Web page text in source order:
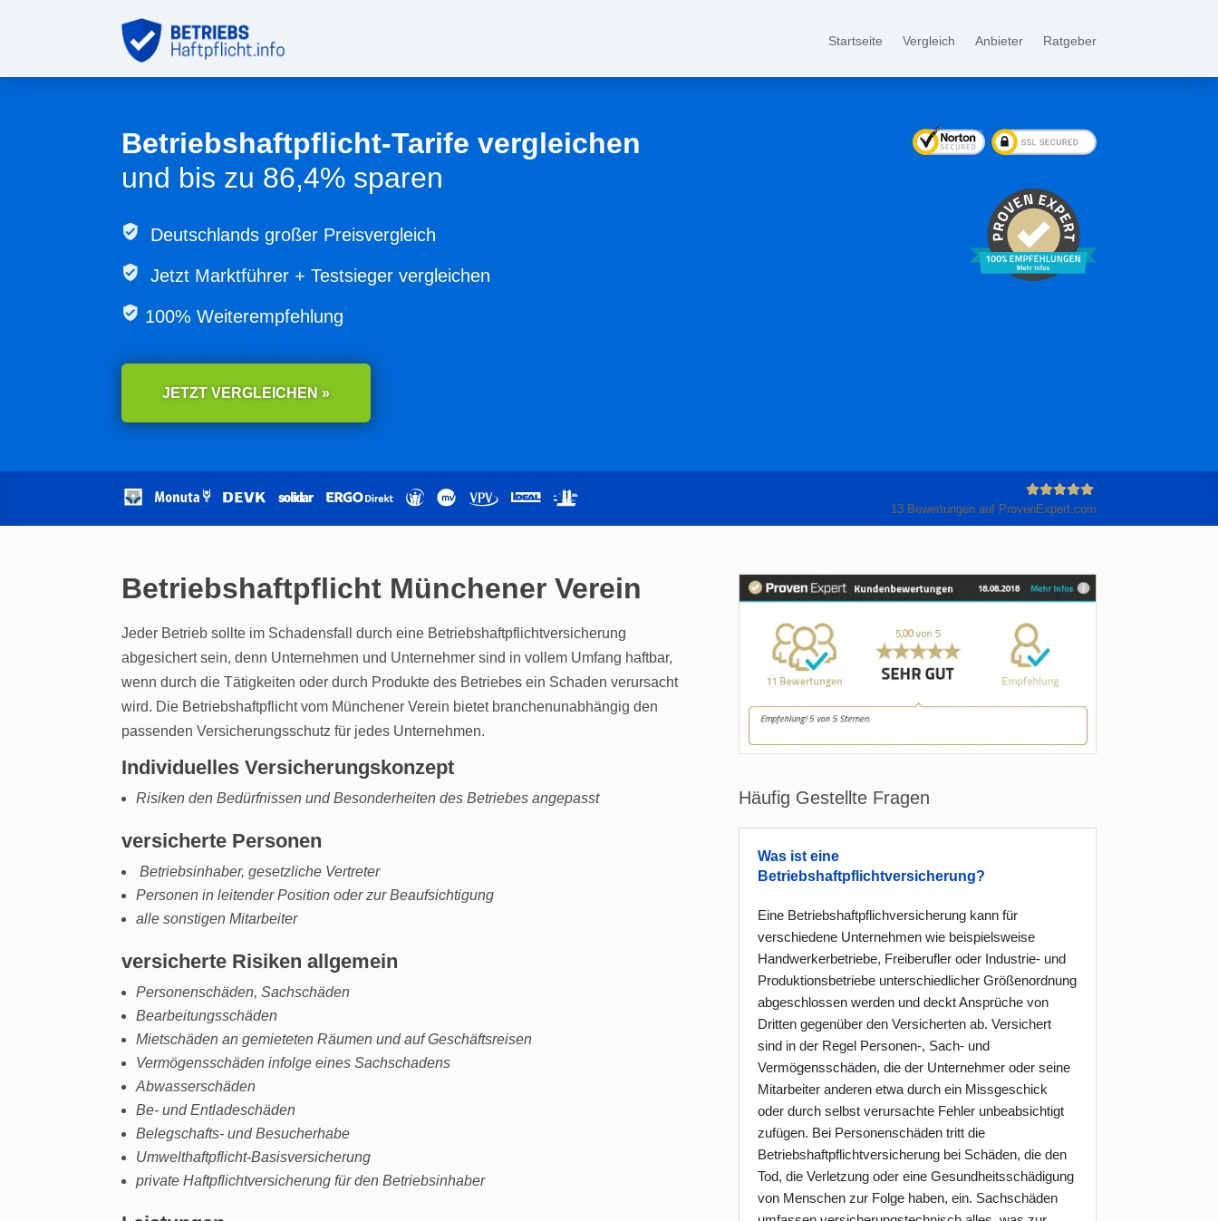
Startseite Vergleich Anbieter Ratgeber
Betriebshaftpflicht-Tarife vergleichen
und bis zu 86,4% sparen
Deutschlands großer Preisvergleich
Jetzt Marktführer + Testsieger vergleichen
100% Weiterempfehlung
JETZT VERGLEICHEN »
GmbH
13Bewertungen auf ProvenExpert.com
Betriebshaftpflicht Münchener Verein
Jeder Betrieb sollte im Schadensfall durch eine Betriebshaftpflichtversicherung
abgesichert sein, denn Unternehmen und Unternehmer sind in vollem Umfang haftbar,
wenn durch die Tätigkeiten oder durch Produkte des Betriebes ein Schaden verursacht
wird. Die Betriebshaftpflicht vom Münchener Verein bietet branchenunabhängig den
passenden Versicherungsschutz für jedes Unternehmen.
Individuelles Versicherungskonzept
Risiken den Bedürfnissen und Besonderheiten des Betriebes angepasst
versicherte Personen
Betriebsinhaber, gesetzliche Vertreter
Personen in leitender Position oder zur Beaufsichtigung
alle sonstigen Mitarbeiter
versicherte Risiken allgemein
Personenschäden, Sachschäden
Bearbeitungsschäden
Mietschäden an gemieteten Räumen und auf Geschäftsreisen
Vermögensschäden infolge eines Sachschadens
Abwasserschäden
Be- und Entladeschäden
Belegschafts- und Besucherhabe
Umwelthaftpflicht-Basisversicherung
private Haftpflichtversicherung für den Betriebsinhaber
Häufig Gestellte Fragen
Was ist eine
Betriebshaftpflichtversicherung?
Eine Betriebshaftpflichversicherung kann für
verschiedene Unternehmen wie beispielsweise
Handwerkerbetriebe, Freiberufler oder Industrie- und
Produktionsbetriebe unterschiedlicher Größenordnung
abgeschlossen werden und deckt Ansprüche von
Dritten gegenüber den Versicherten ab. Versichert
sind in der Regel Personen-, Sach- und
Vermögensschäden, die der Unternehmer oder seine
Mitarbeiter anderen etwa durch ein Missgeschick
oder durch selbst verursachte Fehler unbeabsichtigt
zufügen. Bei Personenschäden tritt die
Betriebshaftpflichtversicherung bei Schäden, die den
Tod, die Verletzung oder eine Gesundheitsschädigung
von Menschen zur Folge haben, ein. Sachschäden